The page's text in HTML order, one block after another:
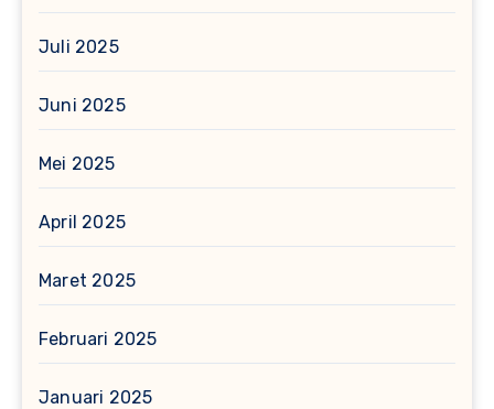
Juli 2025
Juni 2025
Mei 2025
April 2025
Maret 2025
Februari 2025
Januari 2025